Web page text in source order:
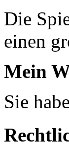
Die
einen
Mein
Sie